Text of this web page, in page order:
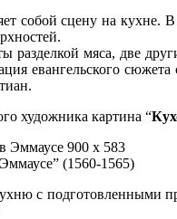
собой сцену на
мяса, две
евангельского
художника картина “
(1560-1565)
с подготовленными